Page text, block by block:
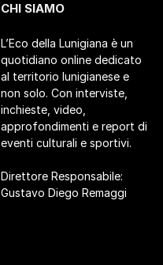
CHI SIAMO
L’Eco della Lunigiana è un
quotidiano online dedicato
al territorio lunigianese e
non solo. Con interviste,
inchieste, video,
approfondimenti e report di
eventi culturali e sportivi.
Direttore Responsabile:
Gustavo Diego Remaggi